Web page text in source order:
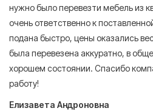
нужно было перевезти мебель из
очень ответственно к
подана быстро, цены оказались
была перевезена аккуратно, в
хорошем состоянии. Спасибо
работу!
Елизавета Андроновна